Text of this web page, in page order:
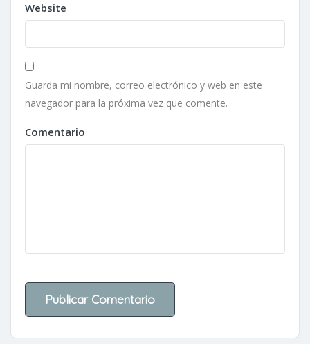
Website
Guarda mi nombre, correo electrónico y web en este
navegador para la próxima vez que comente.
Comentario